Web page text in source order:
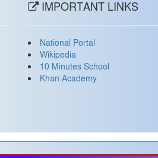
IMPORTANT LINKS
National Portal
Wikipedia
10 Minutes School
Khan Academy